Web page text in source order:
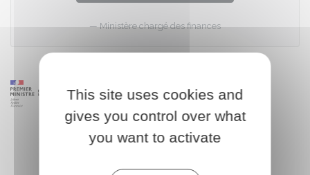
Ministère chargé des finances
This site uses cookies and
gives you control over what
you want to activate